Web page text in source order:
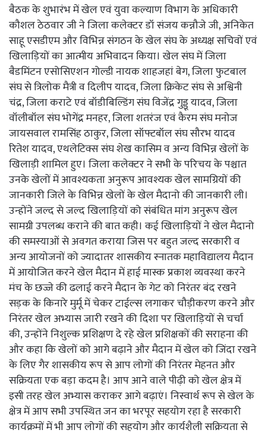
बैठक के शुभारंभ में खेल एवं युवा कल्याण विभाग के अधिकारी
कौशल ठेठवार जी ने जिला कलेक्टर डॉ संजय कन्नौजे जी, अनिकेत
साहू एसडीएम और विभिन्न संगठन के खेल संघ के अध्यक्ष सचिवों एवं
खिलाड़ियों का आत्मीय अभिवादन किया। खेल संघ में जिला
बैडमिंटन एसोसिएशन गोल्डी नायक शाहजहां बेग, जिला फुटबाल
संघ से त्रिलोक मैत्री व दिलीप यादव, जिला क्रिकेट संघ से अश्विनी
चंद्र, जिला कराटे एवं बॉडीबिल्डिंग संघ विजेंद्र गुड्डू यादव, जिला
वॉलीबॉल संघ भोगेंद्र मनहर, जिला शतरंज एवं कैरम संघ मनोज
जायसवाल रामसिंह ठाकुर, जिला सॉफ्टबॉल संघ सौरभ यादव
रितेश यादव, एथलेटिक्स संघ शेख कासिम व अन्य विभिन्न खेलों के
खिलाड़ी शामिल हुए। जिला कलेक्टर ने सभी के परिचय के पश्चात
उनके खेलों में आवश्यकता अनुरूप आवश्यक खेल सामग्रियों की
जानकारी जिले के विभिन्न खेलों के खेल मैदानो की जानकारी ली।
उन्होंने जल्द से जल्द खिलाड़ियों को संबंधित मांग अनुरूप खेल
सामग्री उपलब्ध कराने की बात कही। कई खिलाड़ियों ने खेल मैदानो
की समस्याओं से अवगत कराया जिस पर बहुत जल्द सरकारी व
अन्य आयोजनों को ज्यादातर शासकीय स्नातक महाविद्यालय मैदान
में आयोजित करने खेल मैदान में हाई मास्क प्रकाश व्यवस्था करने
मंच के छज्जे की ढलाई करने मैदान के गेट को निरंतर बंद रखने
सड़क के किनारे मुर्मू में चेकर टाईल्स लगाकर चौड़ीकरण करने और
निरंतर खेल अभ्यास जारी रखने की दिशा पर खिलाड़ियों से चर्चा
की, उन्होंने निशुल्क प्रशिक्षण दे रहे खेल प्रशिक्षकों की सराहना की
और कहा कि खेलों को आगे बढ़ाने और मैदान में खेल को जिंदा रखने
के लिए गैर शासकीय रूप से आप लोगों की निरंतर मेहनत और
सक्रियता एक बड़ा कदम है। आप आने वाले पीढ़ी को खेल क्षेत्र में
इसी तरह खेल अभ्यास कराकर आगे बढ़ाएं। निस्वार्थ रूप से खेल के
क्षेत्र में आप सभी उपस्थित जन का भरपूर सहयोग रहा है सरकारी
कार्यक्रमों में भी आप लोगों की सहयोग और कार्यशैली सक्रियता से